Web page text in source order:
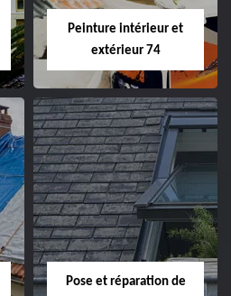
Peinture intérieur et
extérieur 74
Pose et réparation de